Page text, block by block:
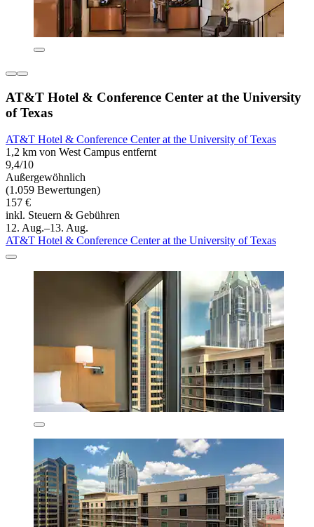
AT&T Hotel & Conference Center at the University
of Texas
AT&T Hotel & Conference Center at the University of Texas
1,2 km von West Campus entfernt
9,4/10
Außergewöhnlich
(1.059 Bewertungen)
157 €
inkl. Steuern & Gebühren
12. Aug.–13. Aug.
AT&T Hotel & Conference Center at the University of Texas